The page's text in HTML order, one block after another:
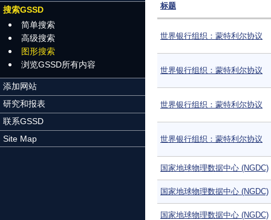
搜索GSSD
简单搜索
高级搜索
图形搜索
浏览GSSD所有内容
添加网站
研究和报表
联系GSSD
Site Map
标题
世界银行组织：蒙特利尔协议
世界银行组织：蒙特利尔协议
世界银行组织：蒙特利尔协议
世界银行组织：蒙特利尔协议
国家地球物理数据中心 (NGDC)
国家地球物理数据中心 (NGDC)
国家地球物理数据中心 (NGDC)